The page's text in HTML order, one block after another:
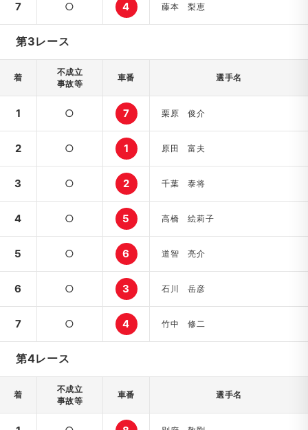
7 ○ 4 藤本 梨恵
第3レース
着
不成立
事故等
車番 選手名
1 ○ 7 栗原 俊介
2 ○ 1 原田 富夫
3 ○ 2 千葉 泰将
4 ○ 5 高橋 絵莉子
5 ○ 6 道智 亮介
6 ○ 3 石川 岳彦
7 ○ 4 竹中 修二
第4レース
着
不成立
事故等
車番 選手名